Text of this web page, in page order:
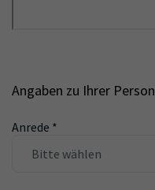
Angaben zu Ihrer Person
Anrede *